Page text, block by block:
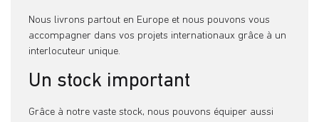
Nous livrons partout en Europe et nous pouvons vous
accompagner dans vos projets internationaux grâce à un
interlocuteur unique.
Un stock important
Grâce à notre vaste stock, nous pouvons équiper aussi